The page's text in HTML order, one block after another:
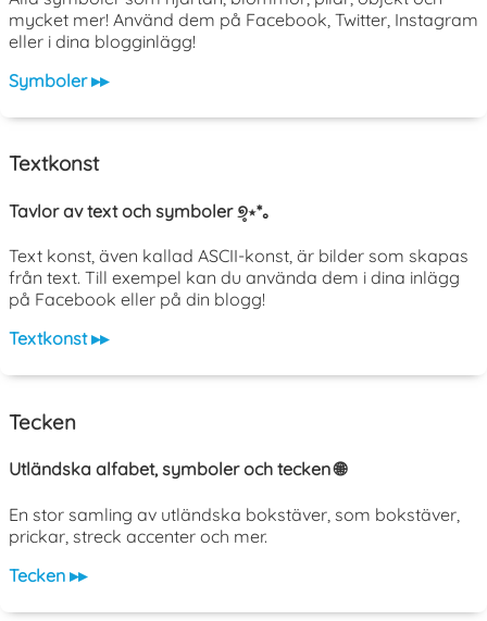
mycket mer! Använd dem på Facebook, Twitter, Instagram
eller i dina blogginlägg!
Symboler ▸▸
Textkonst
Tavlor av text och symboler ୭̥⋆*｡
Text konst, även kallad ASCII-konst, är bilder som skapas
från text. Till exempel kan du använda dem i dina inlägg
på Facebook eller på din blogg!
Textkonst ▸▸
Tecken
Utländska alfabet, symboler och tecken 🌐
En stor samling av utländska bokstäver, som bokstäver,
prickar, streck accenter och mer.
Tecken ▸▸